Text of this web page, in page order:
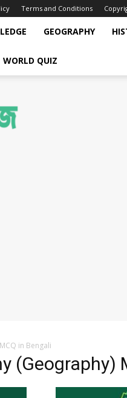
Terms and Conditions
GEOGRAPHY
WORLD QUIZ
in Bengali
(Geography)